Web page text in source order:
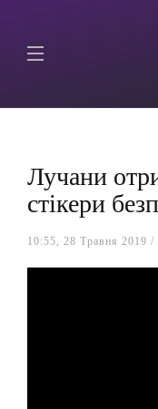
Лучани
стікери
10:55, 28 Травня 2019 /